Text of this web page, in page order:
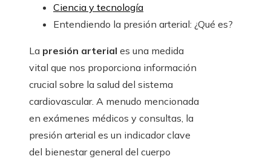
Ciencia y tecnología
Entendiendo la presión arterial: ¿Qué es?
La presión arterial es una medida
vital que nos proporciona información
crucial sobre la salud del sistema
cardiovascular. A menudo mencionada
en exámenes médicos y consultas, la
presión arterial es un indicador clave
del bienestar general del cuerpo